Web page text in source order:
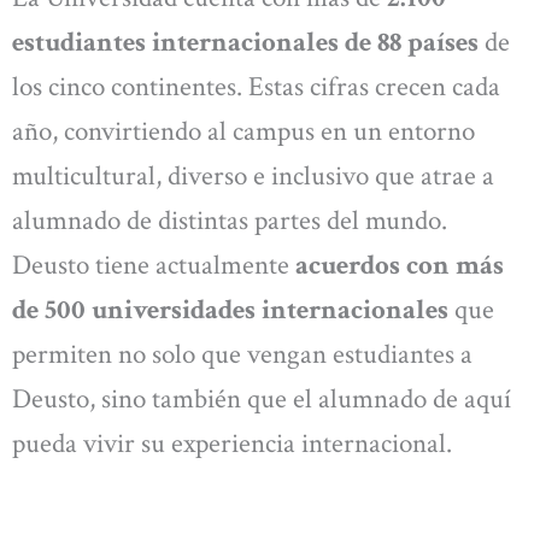
estudiantes internacionales de 88 países de
los cinco continentes. Estas cifras crecen cada
año, convirtiendo al campus en un entorno
multicultural, diverso e inclusivo que atrae a
alumnado de distintas partes del mundo.
Deusto tiene actualmente acuerdos con más
de 500 universidades internacionales que
permiten no solo que vengan estudiantes a
Deusto, sino también que el alumnado de aquí
pueda vivir su experiencia internacional.